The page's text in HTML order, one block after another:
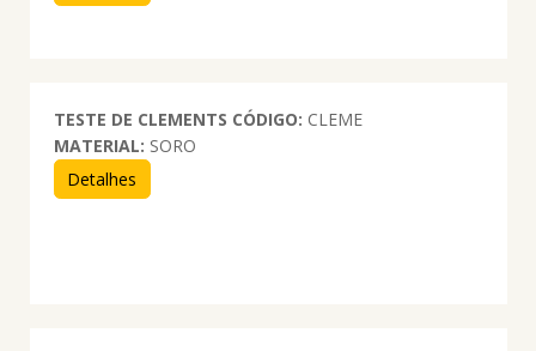
TESTE DE CLEMENTS CÓDIGO: CLEME
MATERIAL: SORO
Detalhes